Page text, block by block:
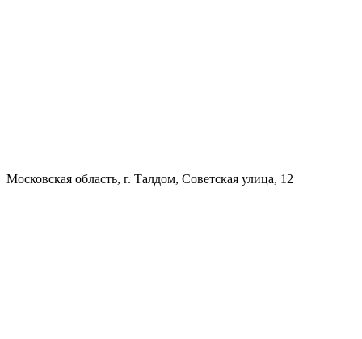
Московская область, г. Талдом, Советская улица, 12